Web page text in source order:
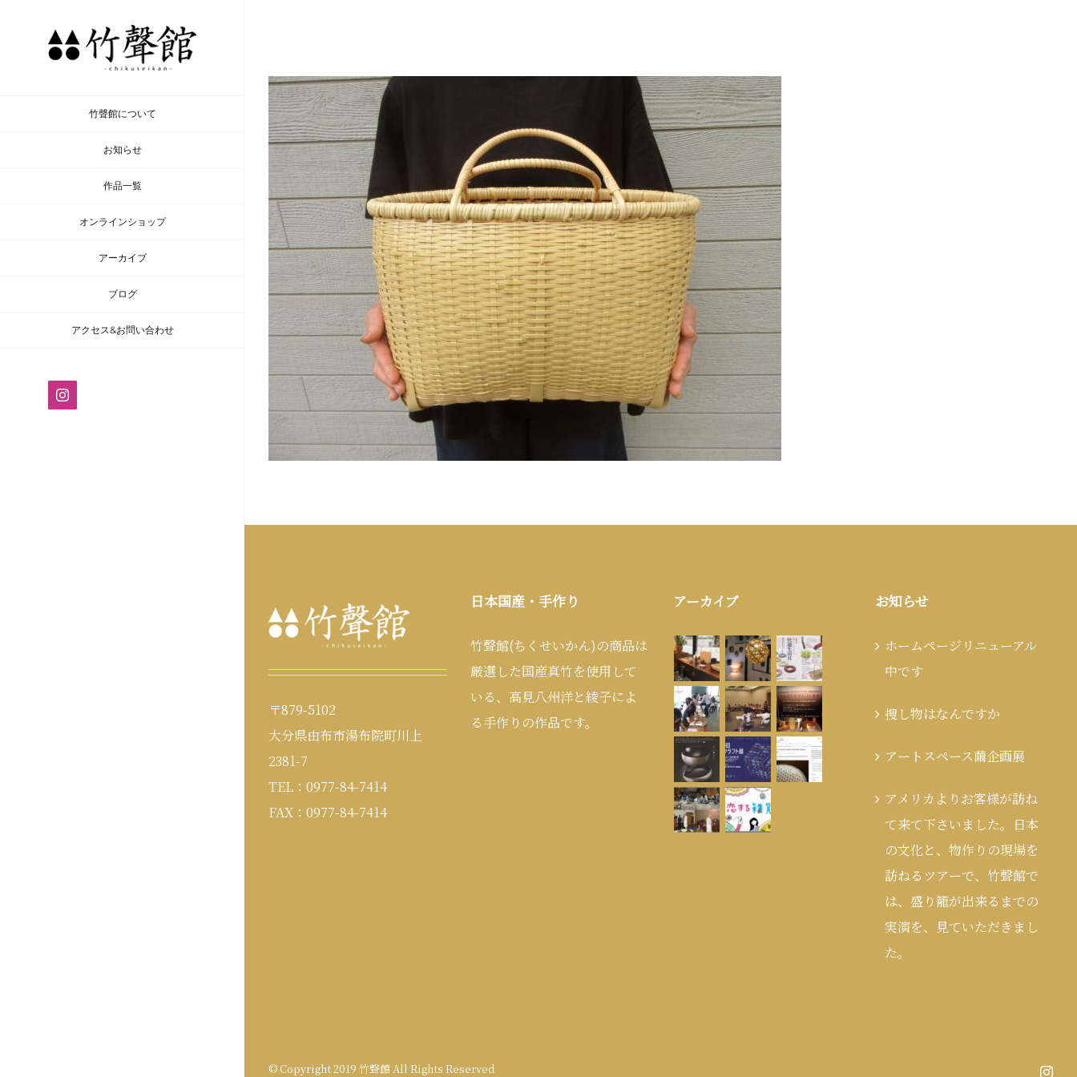
竹聲館について
お知らせ
作品一覧
オンラインショップ
アーカイブ
ブログ
アクセス&お問い合わせ
Instagram
〒879-5102
大分県由布市湯布院町川上
2381-7
TEL：0977-84-7414
FAX：0977-84-7414
日本国産・手作り
竹聲館(ちくせいかん)の商品は
厳選した国産真竹を使用して
いる、高見八州洋と綾子によ
る手作りの作品です。
アーカイブ お知らせ
ホームページリニューアル
中です
捜し物はなんですか
アートスペース繭企画展
アメリカよりお客様が訪ね
て来て下さいました。日本
の文化と、物作りの現場を
訪ねるツアーで、竹聲館で
は、盛り籠が出来るまでの
実演を、見ていただきまし
た。
© Copyright 2019 竹聲館 All Rights Reserved